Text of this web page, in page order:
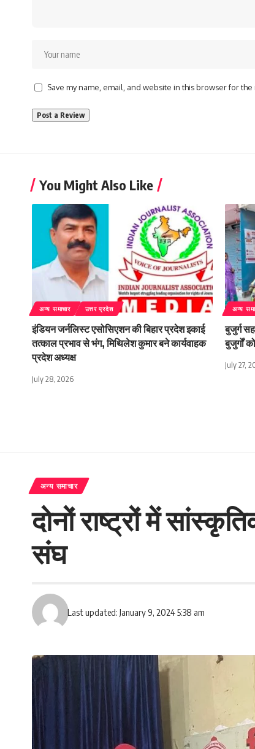
Save my name, email, and website in this browser for
You Might Also Like
अन्य समाचार उत्तर प्रदेश
इंडियन जर्नलिस्ट एसोसिएशन की बिहार प्रदेश इकाई
तत्काल प्रभाव से भंग, मिथिलेश कुमार बने कार्यवाहक
प्रदेश अध्यक्ष
July 28, 2026
अन्य
बुजुर्ग
बुजुर्गों
July 27,
अन्य समाचार
दोनों राष्ट्रों में
संघ
Last updated: January 9, 2024 5:38 am